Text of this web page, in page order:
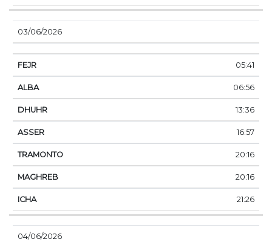
03/06/2026
05:41
06:56
13:36
16:57
20:16
20:16
21:26
04/06/2026